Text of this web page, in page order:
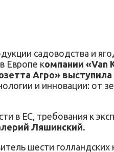
садоводства и
Европе компании «Van
Агро»
и инновации: от
в ЕС, требования к
Ляшинский.
шести